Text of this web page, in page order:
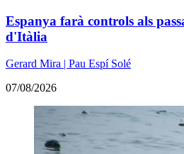
Espanya farà controls als
d'Itàlia
Gerard Mira | Pau Espí Solé
07/08/2026